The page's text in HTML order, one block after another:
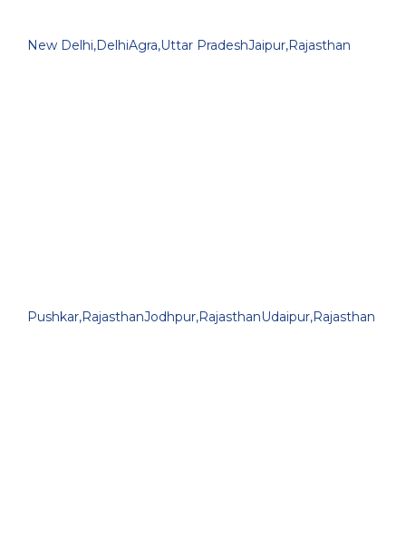
New Delhi,DelhiAgra,Uttar PradeshJaipur,Rajasthan
Pushkar,RajasthanJodhpur,RajasthanUdaipur,Rajasthan